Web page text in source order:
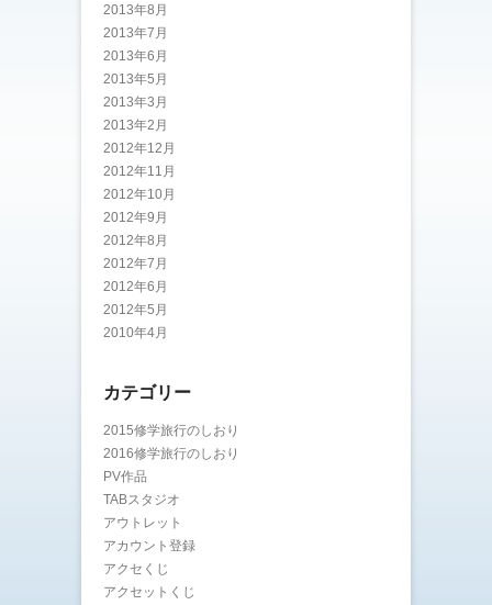
2013年8月
2013年7月
2013年6月
2013年5月
2013年3月
2013年2月
2012年12月
2012年11月
2012年10月
2012年9月
2012年8月
2012年7月
2012年6月
2012年5月
2010年4月
カテゴリー
2015修学旅行のしおり
2016修学旅行のしおり
PV作品
TABスタジオ
アウトレット
アカウント登録
アクセくじ
アクセットくじ